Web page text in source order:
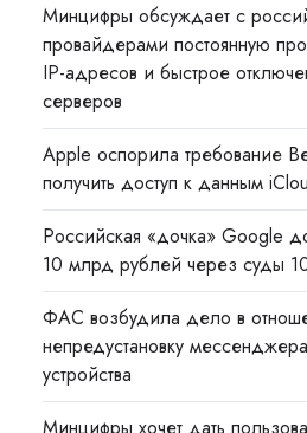
Минцифры обсуждает с
провайдерами постоянную
IP-адресов и быстрое
серверов
Apple оспорила требование
получить доступ к данным
Российская «дочка» Google
10 млрд рублей через суды
ФАС возбудила дело в
непредустановку
устройства